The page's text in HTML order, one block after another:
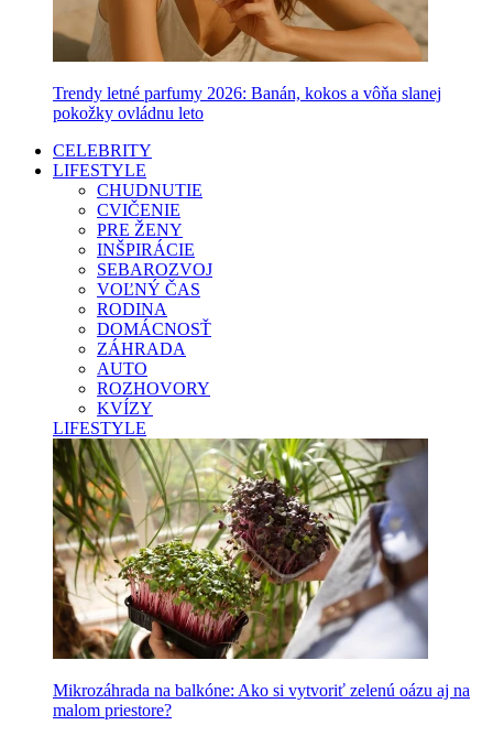
Trendy letné parfumy 2026: Banán, kokos a vôňa slanej
pokožky ovládnu leto
CELEBRITY
LIFESTYLE
CHUDNUTIE
CVIČENIE
PRE ŽENY
INŠPIRÁCIE
SEBAROZVOJ
VOĽNÝ ČAS
RODINA
DOMÁCNOSŤ
ZÁHRADA
AUTO
ROZHOVORY
KVÍZY
LIFESTYLE
Mikrozáhrada na balkóne: Ako si vytvoriť zelenú oázu aj na
malom priestore?